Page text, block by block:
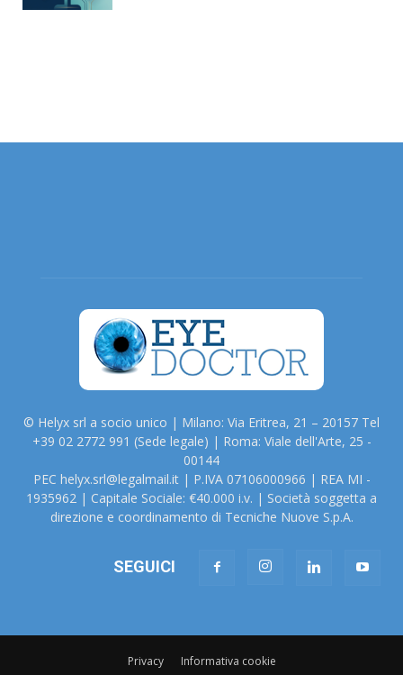
© Helyx srl a socio unico | Milano: Via Eritrea, 21 – 20157 Tel
+39 02 2772 991 (Sede legale) | Roma: Viale dell'Arte, 25 -
00144
PEC helyx.srl@legalmail.it | P.IVA 07106000966 | REA MI -
1935962 | Capitale Sociale: €40.000 i.v. | Società soggetta a
direzione e coordinamento di Tecniche Nuove S.p.A.
SEGUICI
Privacy Informativa cookie